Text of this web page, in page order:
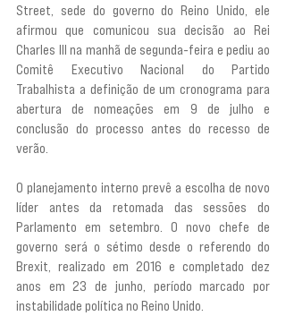
Street, sede do governo do Reino Unido, ele
afirmou que comunicou sua decisão ao Rei
Charles III na manhã de segunda-feira e pediu ao
Comitê Executivo Nacional do Partido
Trabalhista a definição de um cronograma para
abertura de nomeações em 9 de julho e
conclusão do processo antes do recesso de
verão.
O planejamento interno prevê a escolha de novo
líder antes da retomada das sessões do
Parlamento em setembro. O novo chefe de
governo será o sétimo desde o referendo do
Brexit, realizado em 2016 e completado dez
anos em 23 de junho, período marcado por
instabilidade política no Reino Unido.